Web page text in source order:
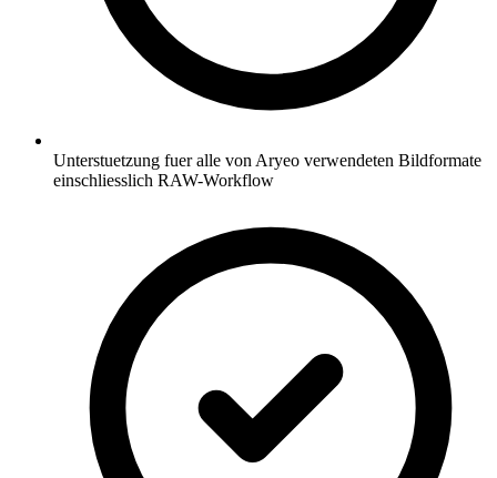
Unterstuetzung fuer alle von Aryeo verwendeten Bildformate
einschliesslich RAW-Workflow